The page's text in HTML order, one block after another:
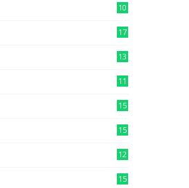
10
17
13
11
15
15
12
15